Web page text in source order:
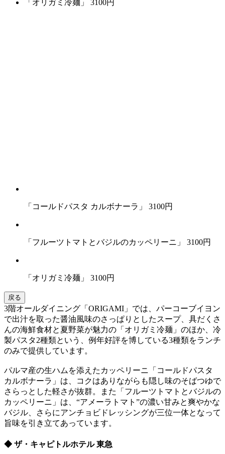
「オリガミ冷麺」 3100円
「コールドパスタ カルボナーラ」 3100円
「フルーツトマトとバジルのカッペリーニ」 3100円
「オリガミ冷麺」 3100円
戻る
3階オールダイニング「ORIGAMI」では、パーコーブイヨン
で出汁を取った醤油風味のさっぱりとしたスープ、具だくさ
んの海鮮食材と夏野菜が魅力の「オリガミ冷麺」のほか、冷
製パスタ2種類という、例年好評を博している3種類をランチ
のみで提供しています。
パルマ産の生ハムを添えたカッペリーニ「コールドパスタ
カルボナーラ」は、コクはありながらも隠し味のそばつゆで
さらっとした軽さが抜群。また「フルーツトマトとバジルの
カッペリーニ」は、“アメーラトマト”の濃い甘みと爽やかな
バジル、さらにアンチョビドレッシングが三位一体となって
旨味を引き立てあっています。
◆ ザ・キャピトルホテル 東急